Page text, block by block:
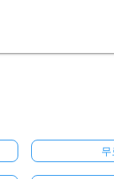
무